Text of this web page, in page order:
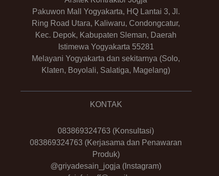
Pakuwon Mall Yogyakarta, HQ Lantai 3, Jl.
Ring Road Utara, Kaliwaru, Condongcatur,
Kec. Depok, Kabupaten Sleman, Daerah
Istimewa Yogyakarta 55281
Melayani Yogyakarta dan sekitarnya (Solo,
Klaten, Boyolali, Salatiga, Magelang)
KONTAK
083869324763 (Konsultasi)
083869324763 (Kerjasama dan Penawaran
Produk)
@griyadesain_jogja (Instagram)